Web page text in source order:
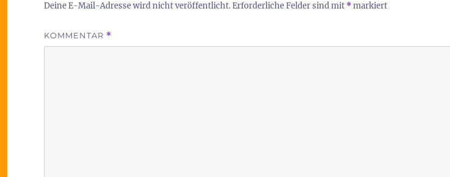
Deine E-Mail-Adresse wird nicht veröffentlicht.Erforderliche Felder sind mit *markiert
KOMMENTAR *